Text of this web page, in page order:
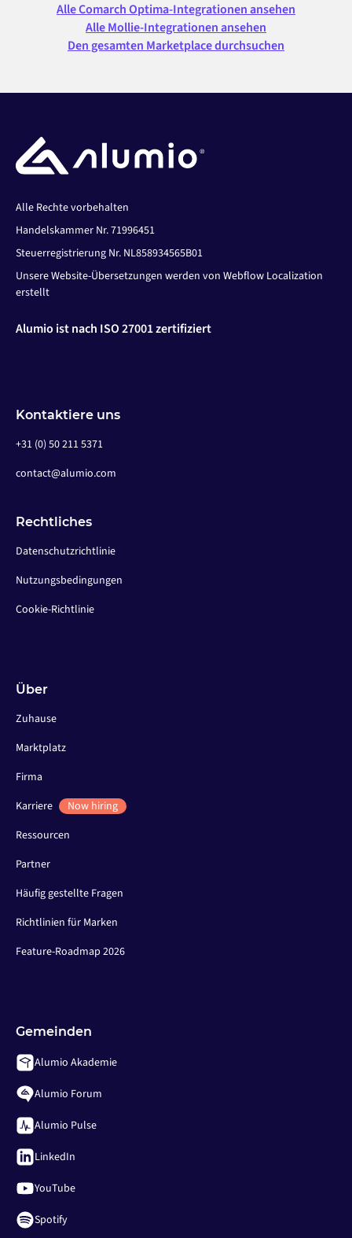
Alle Comarch Optima-Integrationen ansehen
Alle Mollie-Integrationen ansehen
Den gesamten Marketplace durchsuchen
Alle Rechte vorbehalten
Handelskammer Nr. 71996451
Steuerregistrierung Nr. NL858934565B01
Unsere Website-Übersetzungen werden von Webflow Localization
erstellt
Alumio ist nach ISO 27001 zertifiziert
Kontaktiere uns
+31 (0) 50 211 5371
contact@alumio.com
Rechtliches
Datenschutzrichtlinie
Nutzungsbedingungen
Cookie-Richtlinie
Über
Zuhause
Marktplatz
Firma
Karriere
Now hiring
Ressourcen
Partner
Häufig gestellte Fragen
Richtlinien für Marken
Feature-Roadmap 2026
Gemeinden
Alumio Akademie
Alumio Forum
Alumio Pulse
LinkedIn
YouTube
Spotify